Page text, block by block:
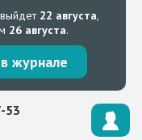
22 августа,
26 августа.
журнале
53